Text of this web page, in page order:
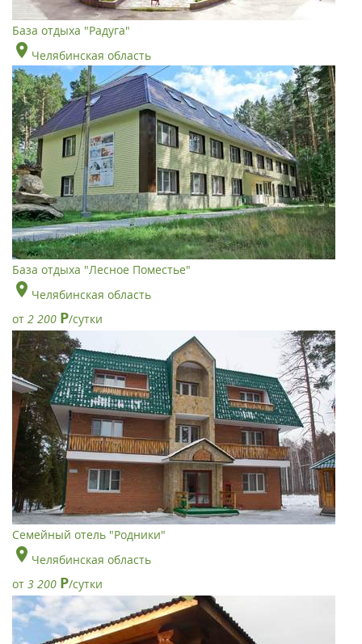
База отдыха "Радуга"
Челябинская область
База отдыха "Лесное Поместье"
Челябинская область
от 2 200 Р/сутки
Семейный отель "Родники"
Челябинская область
от 3 200 Р/сутки